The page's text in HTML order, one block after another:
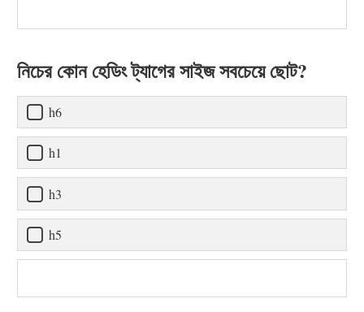
নিচের কোন হেডিং ট্যাগের সাইজ সবচেয়ে ছোট?
h6
h1
h3
h5